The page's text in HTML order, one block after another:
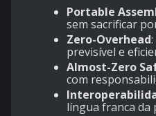
Portable
sem sacrificar
Zero-Overhead
previsível e
Almost-Zero
com
língua franca da